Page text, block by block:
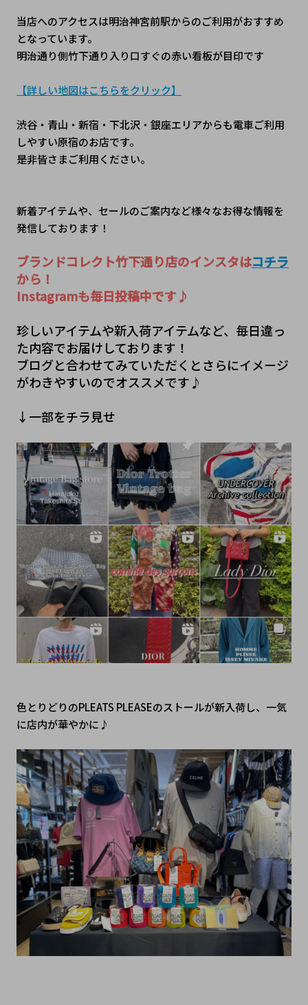
当店へのアクセスは明治神宮前駅からのご利用がおすすめ
となっています。
明治通り側竹下通り入り口すぐの赤い看板が目印です
【詳しい地図はこちらをクリック】
渋谷・青山・新宿・下北沢・銀座エリアからも電車ご利用
しやすい原宿のお店です。
是非皆さまご利用ください。
新着アイテムや、セールのご案内など様々なお得な情報を
発信しております！
ブランドコレクト竹下通り店のインスタはコチラ
から！
Instagramも毎日投稿中です♪
珍しいアイテムや新入荷アイテムなど、毎日違っ
た内容でお届けしております！
ブログと合わせてみていただくとさらにイメージ
がわきやすいのでオススメです♪
↓一部をチラ見せ
色とりどりのPLEATS PLEASEのストールが新入荷し、一気
に店内が華やかに♪